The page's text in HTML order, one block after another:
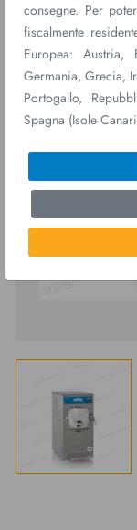
consegne. Per
fiscalmente
Europea: Austria,
Germania, Grecia,
Portogallo,
Spagna (Isole